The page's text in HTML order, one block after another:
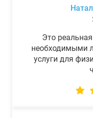
Это
необходимыми
услуги для